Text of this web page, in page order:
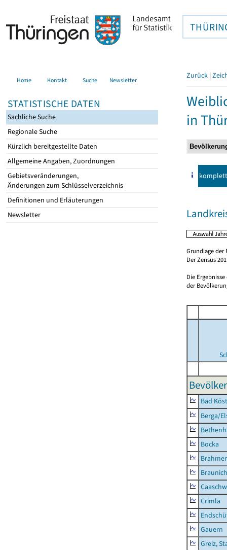
Home Kontakt Suche Newsletter
STATISTISCHE DATEN
Sachliche Suche
Regionale Suche
Kürzlich bereitgestellte Daten
Allgemeine Angaben, Zuordnungen
Gebietsveränderungen,
Änderungen zum Schlüsselverzeichnis
Definitionen und Erläuterungen
Newsletter
Zurück |
in
komplett
Grundlage der
Der Zensus
Die
der
Bad
Berga/
Bocka
Crimla
Gauern
Greiz,